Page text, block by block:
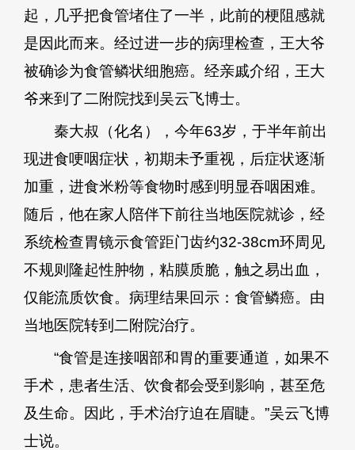
起，几乎把食管堵住了一半，此前的梗阻感就
是因此而来。经过进一步的病理检查，王大爷
被确诊为食管鳞状细胞癌。经亲戚介绍，王大
爷来到了二附院找到吴云飞博士。
秦大叔（化名），今年63岁，于半年前出
现进食哽咽症状，初期未予重视，后症状逐渐
加重，进食米粉等食物时感到明显吞咽困难。
随后，他在家人陪伴下前往当地医院就诊，经
系统检查胃镜示食管距门齿约32-38cm环周见
不规则隆起性肿物，粘膜质脆，触之易出血，
仅能流质饮食。病理结果回示：食管鳞癌。由
当地医院转到二附院治疗。
“食管是连接咽部和胃的重要通道，如果不
手术，患者生活、饮食都会受到影响，甚至危
及生命。因此，手术治疗迫在眉睫。”吴云飞博
士说。